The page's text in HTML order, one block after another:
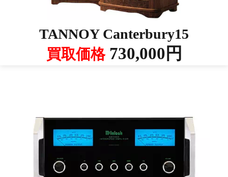
TANNOY Canterbury15
買取価格730,000円